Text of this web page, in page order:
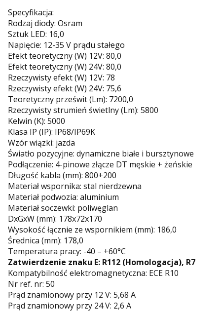
Specyfikacja:
Rodzaj diody: Osram
Sztuk LED: 16,0
Napięcie: 12-35 V prądu stałego
Efekt teoretyczny (W) 12V: 80,0
Efekt teoretyczny (W) 24V: 80,0
Rzeczywisty efekt (W) 12V: 78
Rzeczywisty efekt (W) 24V: 75,6
Teoretyczny prześwit (Lm): 7200,0
Rzeczywisty strumień świetlny (Lm): 5800
Kelwin (K): 5000
Klasa IP (IP): IP68/IP69K
Wzór wiązki: jazda
Światło pozycyjne: dynamiczne białe i bursztynowe
Podłączenie: 4-pinowe złącze DT męskie + żeńskie
Długość kabla (mm): 800+200
Materiał wspornika: stal nierdzewna
Materiał podwozia: aluminium
Materiał soczewki: poliwęglan
DxGxW (mm): 178x72x170
Wysokość łącznie ze wspornikiem (mm): 186,0
Średnica (mm): 178,0
Temperatura pracy: -40 – +60°C
Zatwierdzenie znaku E: R112 (Homologacja), R7
Kompatybilność elektromagnetyczna: ECE R10
Nr ref. nr: 50
Prąd znamionowy przy 12 V: 5,68 A
Prąd znamionowy przy 24 V: 2,6 A